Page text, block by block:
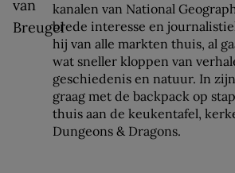
kanalen van National
brede interesse en
hij van alle markten thuis, al
wat sneller kloppen van
geschiedenis en natuur. In
graag met de backpack op
thuis aan de keukentafel,
Dungeons & Dragons.